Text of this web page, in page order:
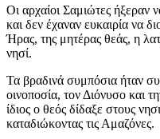
Οι αρχαίοι Σαμιώτες ήξεραν
και δεν έχαναν ευκαιρία να
Ήρας, της μητέρας θεάς, η
νησί.
Τα βραδινά συμπόσια ήταν
οινοποσία, τον Διόνυσο και
ίδιος ο θεός δίδαξε στους
καταδιώκοντας τις Αμαζόνες.